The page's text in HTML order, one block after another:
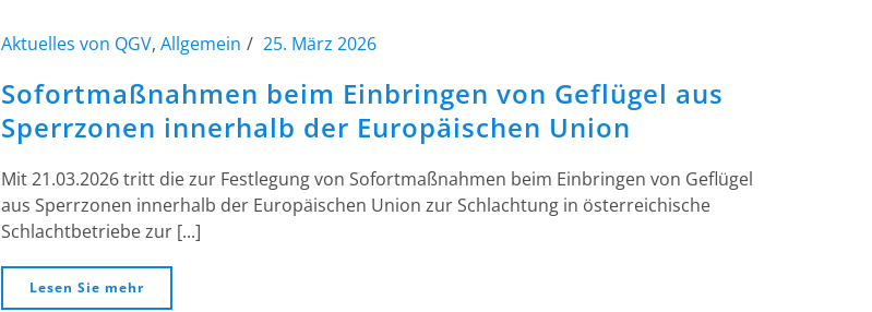
Aktuelles von QGV, Allgemein 25. März 2026
Sofortmaßnahmen beim Einbringen von Geflügel aus
Sperrzonen innerhalb der Europäischen Union
Mit 21.03.2026 tritt die zur Festlegung von Sofortmaßnahmen beim Einbringen von Geflügel
aus Sperrzonen innerhalb der Europäischen Union zur Schlachtung in österreichische
Schlachtbetriebe zur [...]
Lesen Sie mehr